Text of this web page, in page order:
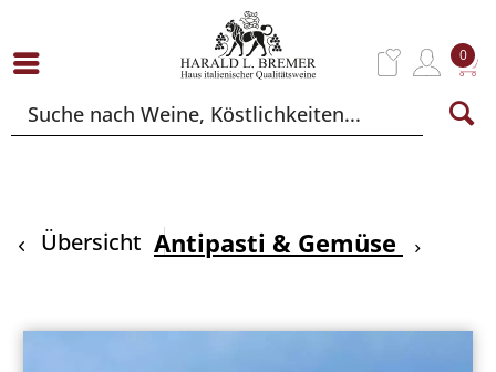
0
Übersicht Antipasti & Gemüse